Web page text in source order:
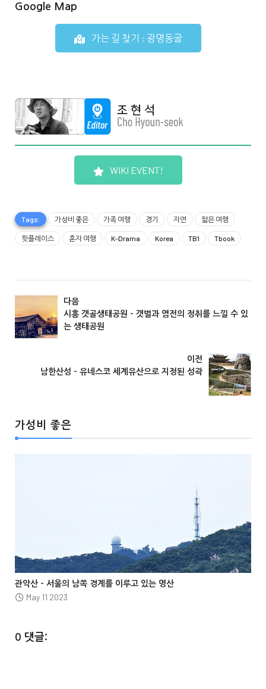
Google Map
가는 길 찾기 : 광명동굴
WIKI EVENT!
Tags: 가성비 좋은 가족 여행 경기 자연 짧은 여행
핫플레이스 혼자 여행 K-Drama Korea TB1 Tbook
다음
시흥 갯골생태공원 - 갯벌과 염전의 정취를 느낄 수 있
는 생태공원
이전
남한산성 - 유네스코 세계유산으로 지정된 성곽
가성비 좋은
 

관악산 – 서울의 남쪽 경계를 이루고 있는 명산
May 11 2023
0 댓글: